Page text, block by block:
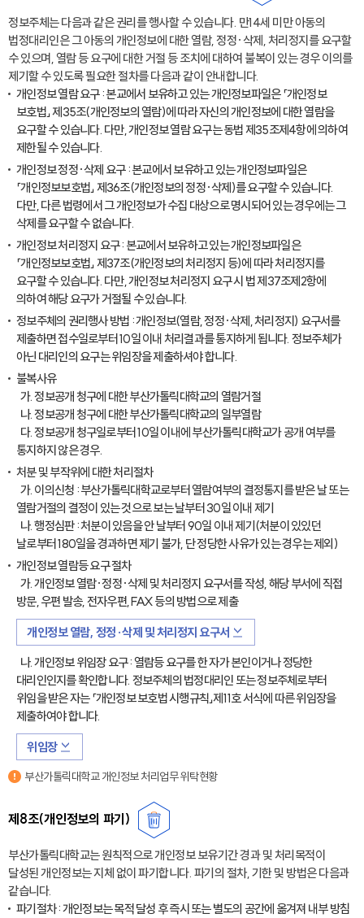
정보주체는 다음과 같은 권리를 행사할 수 있습니다. 만14세 미만 아동의
법정대리인은 그 아동의 개인정보에 대한 열람, 정정·삭제, 처리정지를 요구할
수 있으며, 열람 등 요구에 대한 거절 등 조치에 대하여 불복이 있는 경우 이의를
제기할 수 있도록 필요한 절차를 다음과 같이 안내합니다.
개인정보 열람 요구 : 본교에서 보유하고 있는 개인정보파일은 「개인정보
보호법」 제35조(개인정보의 열람)에 따라 자신의 개인정보에 대한 열람을
요구할 수 있습니다. 다만, 개인정보 열람 요구는 동법 제35조제4항에 의하여
제한될 수 있습니다.
개인정보 정정·삭제 요구 : 본교에서 보유하고 있는 개인정보파일은
「개인정보보호법」 제36조(개인정보의 정정·삭제)를 요구할 수 있습니다.
다만, 다른 법령에서 그 개인정보가 수집 대상으로 명시되어 있는 경우에는 그
삭제를 요구할 수 없습니다.
개인정보 처리정지 요구 : 본교에서 보유하고 있는 개인정보파일은
「개인정보보호법」 제37조(개인정보의 처리정지 등)에 따라 처리정지를
요구할 수 있습니다. 다만, 개인정보 처리정지 요구 시 법 제37조제2항에
의하여 해당 요구가 거절될 수 있습니다.
정보주체의 권리행사 방법 : 개인정보(열람, 정정·삭제, 처리정지) 요구서를
제출하면 접수일로부터 10일 이내 처리결과를 통지하게 됩니다. 정보주체가
아닌 대리인의 요구는 위임장을 제출하셔야 합니다.
불복사유
가. 정보공개 청구에 대한 부산가톨릭대학교의 열람거절
나. 정보공개 청구에 대한 부산가톨릭대학교의 일부열람
다. 정보공개 청구일로부터 10일 이내에 부산가톨릭대학교가 공개 여부를
통지하지 않은 경우.
처분 및 부작위에 대한 처리절차
가. 이의신청 : 부산가톨릭대학교로부터 열람여부의 결정통지를 받은 날 또는
열람거절의 결정이 있는 것으로 보는 날부터 30일 이내 제기
나. 행정심판 : 처분이 있음을 안 날부터 90일 이내 제기(처분이 있있던
날로부터 180일을 경과하면 제기 불가, 단 정당한 사유가 있는 경우는 제외)
개인정보 열람등 요구 절차
가. 개인정보 열람·정정·삭제 및 처리정지 요구서를 작성, 해당 부서에 직접
방문, 우편 발송, 전자우편, FAX 등의 방법으로 제출
개인정보 열람, 정정·삭제 및 처리정지 요구서
나. 개인정보 위임장 요구 : 열람등 요구를 한 자가 본인이거나 정당한
대리인인지를 확인합니다. 정보주체의 법정대리인 또는 정보주체로부터
위임을 받은 자는 「개인정보 보호법 시행규칙」제11호 서식에 따른 위임장을
제출하여야 합니다.
위임장
부산가톨릭대학교 개인정보 처리업무 위탁현황
제8조(개인정보의 파기)
부산가톨릭대학교는 원칙적으로 개인정보 보유기간 경과 및 처리목적이
달성된 개인정보는 지체 없이 파기합니다. 파기의 절차, 기한 및 방법은 다음과
같습니다.
파기절차 : 개인정보는 목적 달성 후 즉시 또는 별도의 공간에 옮겨져 내부 방침